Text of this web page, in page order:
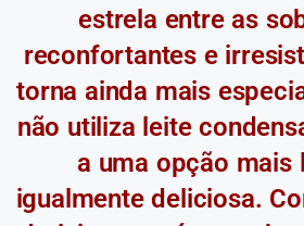
estrela entre as
reconfortantes e
torna ainda mais
não utiliza leite
a uma opção mais
igualmente deliciosa.